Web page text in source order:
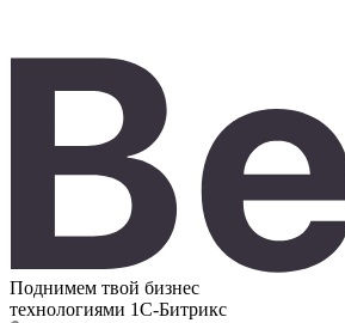
Поднимем твой бизнес
технологиями 1С-Битрикс